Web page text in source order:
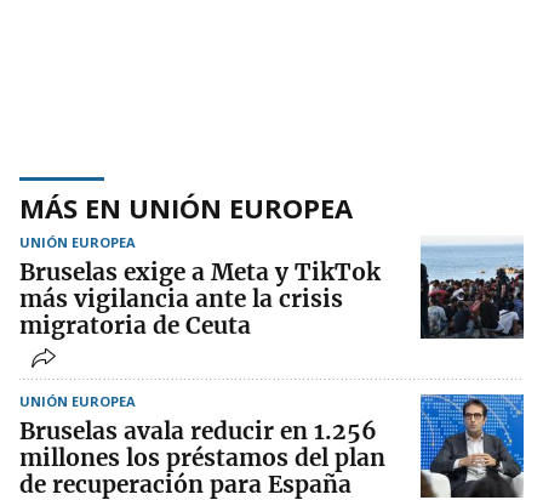
MÁS EN UNIÓN EUROPEA
UNIÓN EUROPEA
Bruselas exige a Meta y TikTok
más vigilancia ante la crisis
migratoria de Ceuta
UNIÓN EUROPEA
Bruselas avala reducir en 1.256
millones los préstamos del plan
de recuperación para España